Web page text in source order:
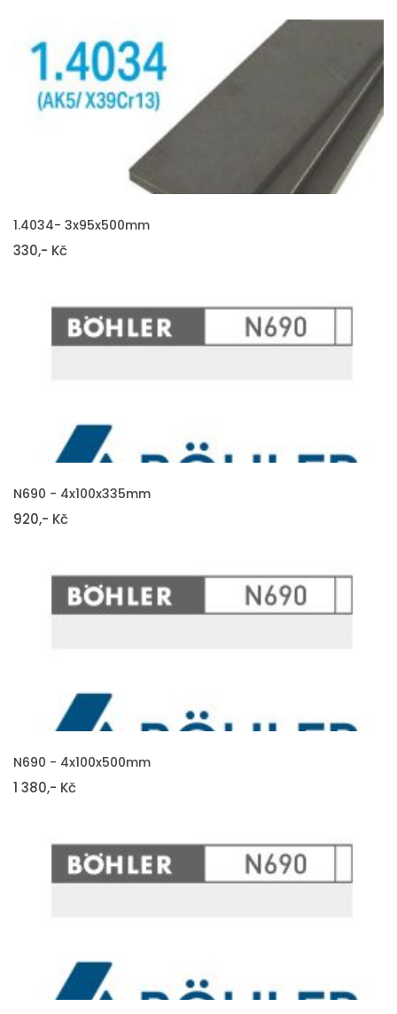
VLOŽIT DO KOŠÍKU
1.4034- 3x95x500mm
330,- Kč
VLOŽIT DO KOŠÍKU
N690 - 4x100x335mm
920,- Kč
VLOŽIT DO KOŠÍKU
N690 - 4x100x500mm
1 380,- Kč